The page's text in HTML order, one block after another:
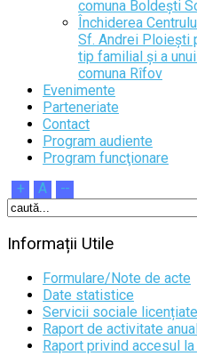
comuna Boldești
Închiderea
Sf. Andrei Ploiești
tip familial și a
comuna Rîfov
Evenimente
Parteneriate
Contact
Program audiente
Program funcţionare
+
A --
Informații Utile
Formulare/Note de acte
Date statistice
Servicii sociale licențiate
Raport de activitate anual
Raport privind accesul